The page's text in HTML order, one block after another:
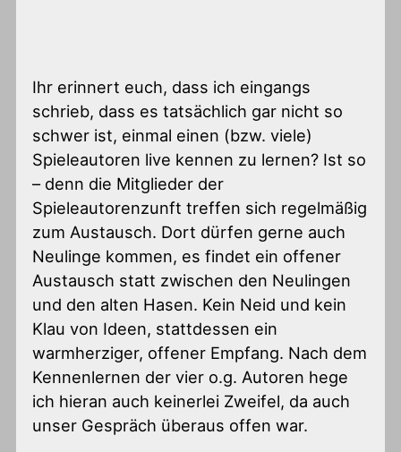
Ihr erinnert euch, dass ich eingangs
schrieb, dass es tatsächlich gar nicht so
schwer ist, einmal einen (bzw. viele)
Spieleautoren live kennen zu lernen? Ist so
– denn die Mitglieder der
Spieleautorenzunft treffen sich regelmäßig
zum Austausch. Dort dürfen gerne auch
Neulinge kommen, es findet ein offener
Austausch statt zwischen den Neulingen
und den alten Hasen. Kein Neid und kein
Klau von Ideen, stattdessen ein
warmherziger, offener Empfang. Nach dem
Kennenlernen der vier o.g. Autoren hege
ich hieran auch keinerlei Zweifel, da auch
unser Gespräch überaus offen war.